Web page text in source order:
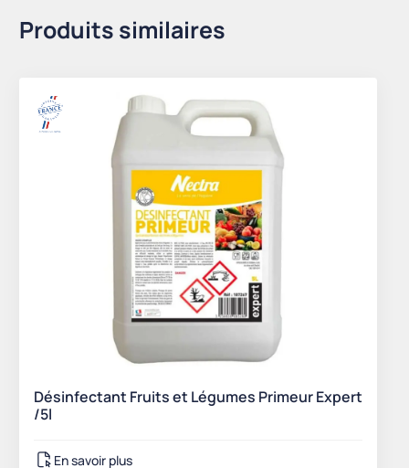
Produits similaires
Désinfectant Fruits et Légumes Primeur Expert
/5l
En savoir plus